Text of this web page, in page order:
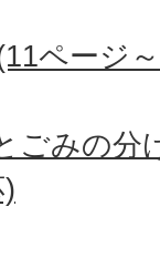
ページ
ごみの